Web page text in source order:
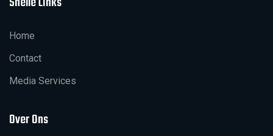
Home
Contact
Media Services
Over Ons